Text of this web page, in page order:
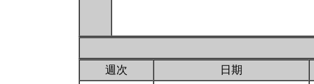
週次 日期